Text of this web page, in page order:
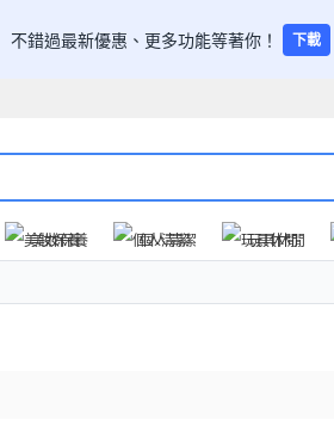
不錯過最新優惠、更多功能等著你！ 下載
美妝保養 個人清潔 玩具休閒